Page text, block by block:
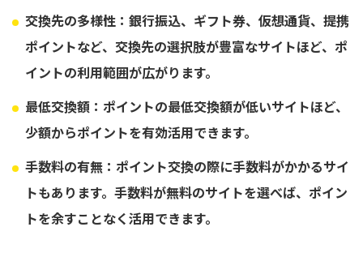
交換先の多様性：銀行振込、ギフト券、仮想通貨、提携
ポイントなど、 交換先の選択肢が豊富なサイトほど、ポ
イントの利用範囲が広がります。
最低交換額：ポイントの最低交換額が低いサイトほど、
少額からポイントを有効活用できます。
手数料の有無：ポイント交換の際に手数料がかかるサイ
トもあります。 手数料が無料のサイトを選べば、ポイン
トを余すことなく活用できます。